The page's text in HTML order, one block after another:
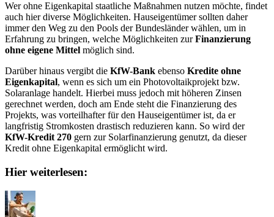
Wer ohne Eigenkapital staatliche Maßnahmen nutzen möchte, findet
auch hier diverse Möglichkeiten. Hauseigentümer sollten daher
immer den Weg zu den Pools der Bundesländer wählen, um in
Erfahrung zu bringen, welche Möglichkeiten zurFinanzierung
ohne eigene Mittel möglich sind.
Darüber hinaus vergibt die KfW-Bank ebenso Kredite ohne
Eigenkapital, wenn es sich um ein Photovoltaikprojekt bzw.
Solaranlage handelt. Hierbei muss jedoch mit höheren Zinsen
gerechnet werden, doch am Ende steht die Finanzierung des
Projekts, was vorteilhafter für den Hauseigentümer ist, da er
langfristig Stromkosten drastisch reduzieren kann. So wird der
KfW-Kredit 270 gern zur Solarfinanzierung genutzt, da dieser
Kredit ohne Eigenkapital ermöglicht wird.
Hier weiterlesen: